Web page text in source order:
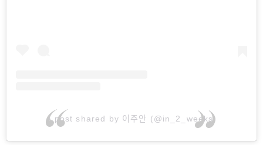
A post shared by 이주안 (@in_2_weeks)